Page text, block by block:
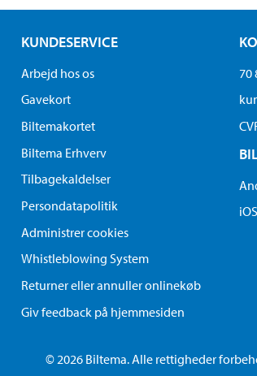
KUNDESERVICE
Arbejd hos os
Gavekort
Biltemakortet
Biltema Erhverv
Tilbagekaldelser
Persondatapolitik
Administrer cookies
Whistleblowing System
Returner eller annuller onlinekøb
Giv feedback på hjemmesiden
70
iOS
© 2026 Biltema. Alle rettigheder